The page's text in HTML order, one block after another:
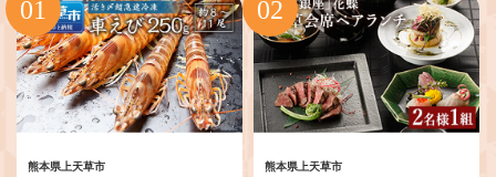
熊本県上天草市 熊本県上天草市